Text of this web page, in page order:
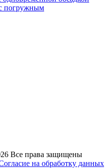
погружным
Все права защищены
на обработку данных